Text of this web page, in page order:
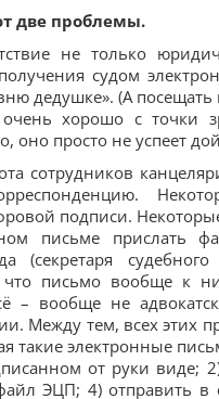
две проблемы.
не только
судом
дедушке». (А
хорошо с точки
оно просто не успеет
сотрудников
подписи.
письме прислать
(секретаря
что письмо вообще к
– вообще не
Между тем, всех этих
такие электронные
от руки виде;
ЭЦП; 4) отправить